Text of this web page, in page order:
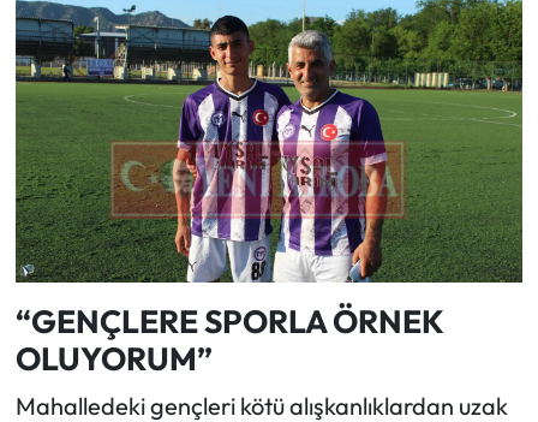
“GENÇLERE SPORLA ÖRNEK
OLUYORUM”
Mahalledeki gençleri kötü alışkanlıklardan uzak